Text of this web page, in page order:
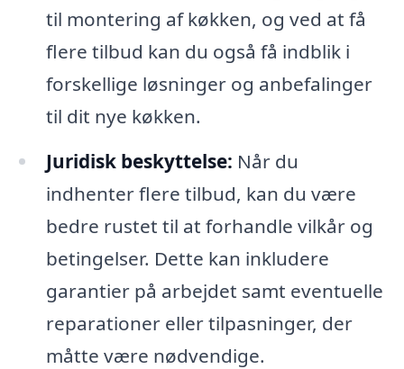
til montering af køkken, og ved at få
flere tilbud kan du også få indblik i
forskellige løsninger og anbefalinger
til dit nye køkken.
Juridisk beskyttelse: Når du
indhenter flere tilbud, kan du være
bedre rustet til at forhandle vilkår og
betingelser. Dette kan inkludere
garantier på arbejdet samt eventuelle
reparationer eller tilpasninger, der
måtte være nødvendige.